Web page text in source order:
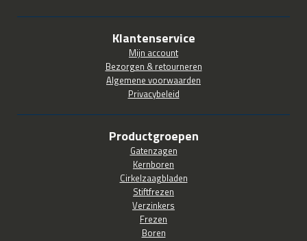
Klantenservice
Mijn account
Bezorgen & retourneren
Algemene voorwaarden
Privacybeleid
Productgroepen
Gatenzagen
Kernboren
Cirkelzaagbladen
Stiftfrezen
Verzinkers
Frezen
Boren